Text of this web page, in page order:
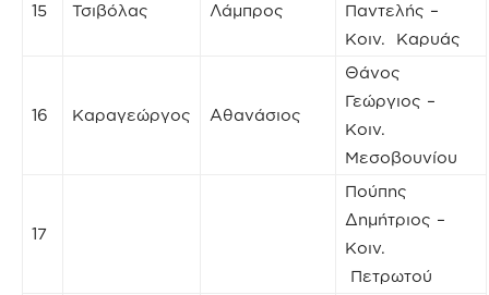
15 Τσιβόλας Λάμπρος
Παντελής –
Κοιν. Καρυάς
16 Καραγεώργος Αθανάσιος
Θάνος
Γεώργιος –
Κοιν.
Μεσοβουνίου
17
Πούπης
Δημήτριος –
Κοιν.
Πετρωτού